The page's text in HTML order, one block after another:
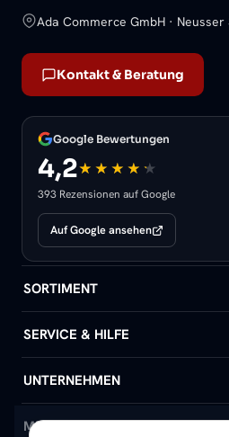
Ada Commerce GmbH ·
Kontakt & Beratung
Google Bewertungen
4,2
393 Rezensionen auf Google
Auf Google ansehen
SORTIMENT
Badheizkörper
Handtuchheizkörper
Design-Heizkörper
SERVICE & HILFE
Hilfe & Kontakt
Versand & Lieferung
UNTERNEHMEN
Wir über uns
MEIN KONTO